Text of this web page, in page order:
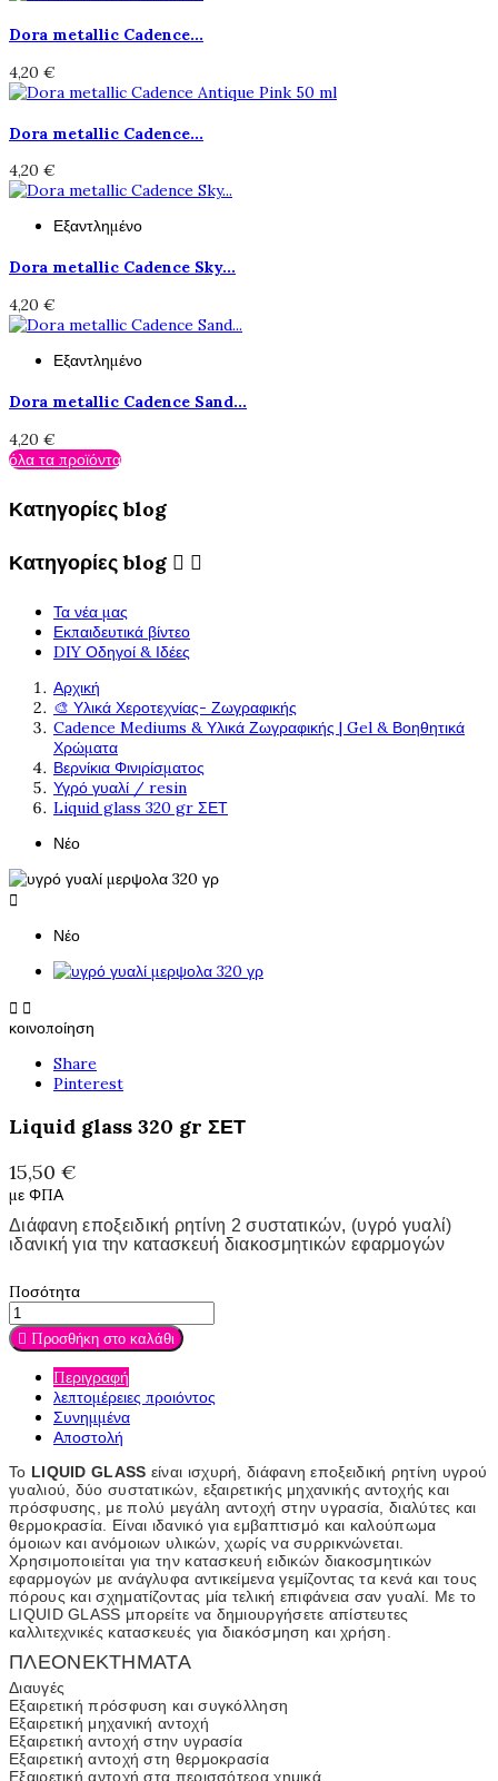
Dora metallic Cadence...
4,20 €
Dora metallic Cadence...
4,20 €
Εξαντλημένο
Dora metallic Cadence Sky...
4,20 €
Εξαντλημένο
Dora metallic Cadence Sand...
4,20 €
όλα τα προϊόντα
Κατηγορίες blog
Κατηγορίες blog  
Τα νέα μας
Εκπαιδευτικά βίντεο
DIY Οδηγοί & Ιδέες
Αρχική
🎨 Υλικά Χεροτεχνίας- Ζωγραφικής
Cadence Mediums & Υλικά Ζωγραφικής | Gel & Βοηθητικά
Χρώματα
Βερνίκια Φινιρίσματος
Υγρό γυαλί / resin
Liquid glass 320 gr ΣΕΤ
Νέο

Νέο
 
κοινοποίηση
Share
Pinterest
Liquid glass 320 gr ΣΕΤ
15,50 €
με ΦΠΑ
Διάφανη εποξειδική ρητίνη 2 συστατικών, (υγρό γυαλί)
ιδανική για την κατασκευή διακοσμητικών εφαρμογών
Ποσότητα
 Προσθήκη στο καλάθι
Περιγραφή
λεπτομέρειες προιόντος
Συνημμένα
Αποστολή
Το LIQUID GLASS είναι ισχυρή, διάφανη εποξειδική ρητίνη υγρού
γυαλιού, δύο συστατικών, εξαιρετικής μηχανικής αντοχής και
πρόσφυσης, με πολύ μεγάλη αντοχή στην υγρασία, διαλύτες και
θερμοκρασία. Είναι ιδανικό για εμβαπτισμό και καλούπωμα
όμοιων και ανόμοιων υλικών, χωρίς να συρρικνώνεται.
Χρησιμοποιείται για την κατασκευή ειδικών διακοσμητικών
εφαρμογών με ανάγλυφα αντικείμενα γεμίζοντας τα κενά και τους
πόρους και σχηματίζοντας μία τελική επιφάνεια σαν γυαλί. Με το
LIQUID GLASS μπορείτε να δημιουργήσετε απίστευτες
καλλιτεχνικές κατασκευές για διακόσμηση και χρήση.
ΠΛΕΟΝΕΚΤΗΜΑΤΑ
Διαυγές
Εξαιρετική πρόσφυση και συγκόλληση
Εξαιρετική μηχανική αντοχή
Εξαιρετική αντοχή στην υγρασία
Εξαιρετική αντοχή στη θερμοκρασία
Εξαιρετική αντοχή στα περισσότερα χημικά